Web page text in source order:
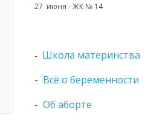
27 июня - ЖК № 14
- Школа материнства
- Всё о беременности
-Об аборте